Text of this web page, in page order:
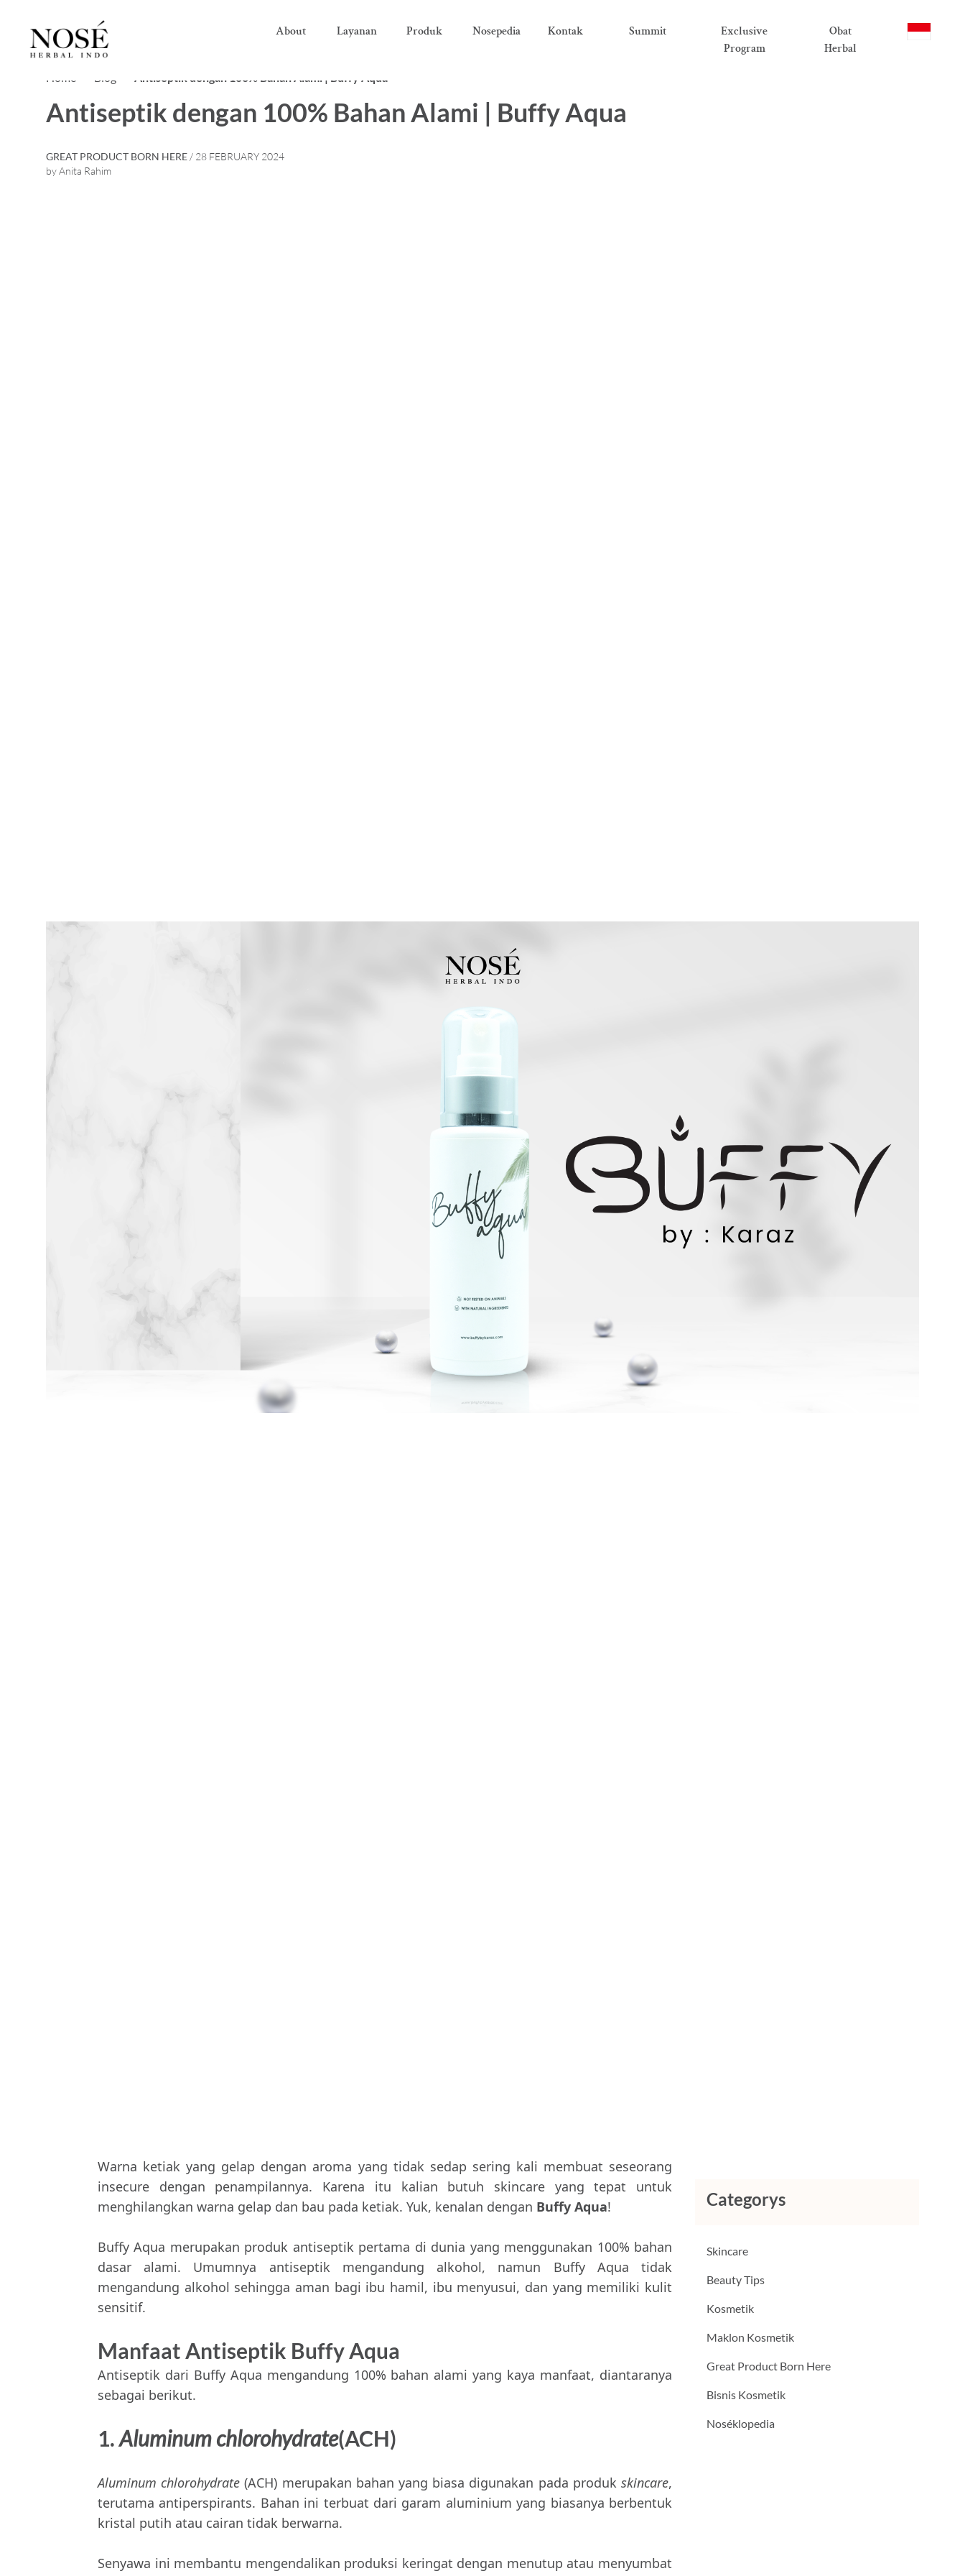
About Layanan Produk Nosepedia Kontak Summit
Exclusive
Program
Obat
Herbal
Home> Blog> Antiseptik dengan 100% Bahan Alami | Buffy Aqua
Antiseptik dengan 100% Bahan Alami | Buffy Aqua
GREAT PRODUCT BORN HERE / 28 FEBRUARY 2024
by Anita Rahim
Warna ketiak yang gelap dengan aroma yang tidak sedap sering kali membuat seseorang
insecure dengan penampilannya. Karena itu kalian butuh skincare yang tepat untuk
menghilangkan warna gelap dan bau pada ketiak. Yuk, kenalan dengan Buffy Aqua!
Buffy Aqua merupakan produk antiseptik pertama di dunia yang menggunakan 100% bahan
dasar alami. Umumnya antiseptik mengandung alkohol, namun Buffy Aqua tidak
mengandung alkohol sehingga aman bagi ibu hamil, ibu menyusui, dan yang memiliki kulit
sensitif.
Manfaat Antiseptik Buffy Aqua
Antiseptik dari Buffy Aqua mengandung 100% bahan alami yang kaya manfaat, diantaranya
sebagai berikut.
1.Aluminum chlorohydrate(ACH)
Aluminum chlorohydrate (ACH) merupakan bahan yang biasa digunakan pada produkskincare,
terutama antiperspirants. Bahan ini terbuat dari garam aluminium yang biasanya berbentuk
kristal putih atau cairan tidak berwarna.
Senyawa ini membantu mengendalikan produksi keringat dengan menutup atau menyumbat
Categorys
Skincare
Beauty Tips
Kosmetik
Maklon Kosmetik
Great Product Born Here
Bisnis Kosmetik
Noséklopedia